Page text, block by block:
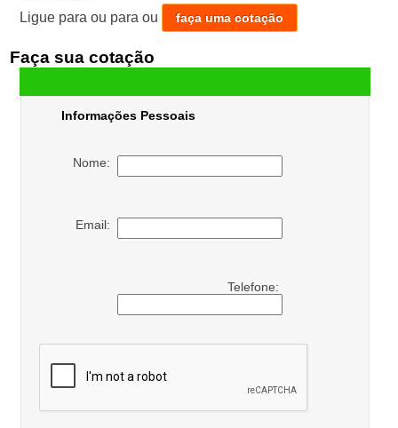
Ligue para ou para ou faça uma cotação
Faça sua cotação
Informações Pessoais
Nome:
Email:
Telefone: